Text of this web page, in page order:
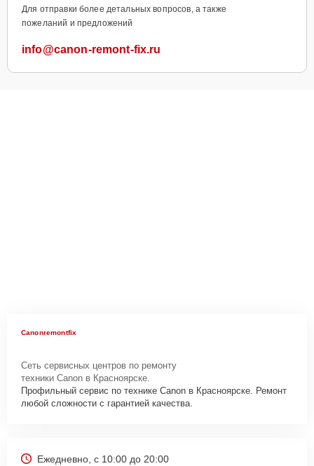
Для отправки более детальных вопросов, а также
пожеланий и предложений
info@canon-remont-fix.ru
Canonremontfix
Сеть сервисных центров по ремонту
техники Canon в Красноярске.
Профильный сервис по технике Canon в Красноярске. Ремонт
любой сложности с гарантией качества.
Ежедневно, с 10:00 до 20:00